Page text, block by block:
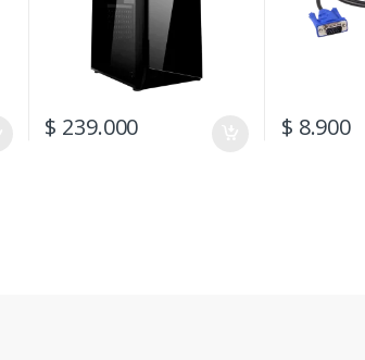
$ 239.000 $ 8.900